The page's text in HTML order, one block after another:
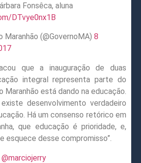
Fonsêca, aluna
DTvye0nx1B
Maranhão (@GovernoMA) 8
que a inauguração de duas
integral representa parte do
Maranhão está dando na educação.
desenvolvimento verdadeiro
Há um consenso retórico em
que educação é prioridade, e,
esquece desse compromisso”.
@marciojerry